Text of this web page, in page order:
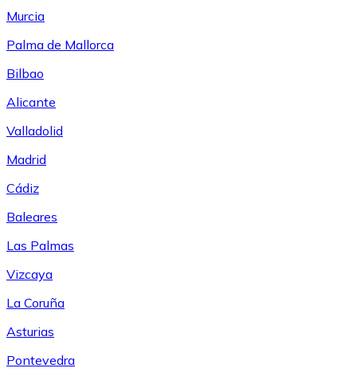
Murcia
Palma de Mallorca
Bilbao
Alicante
Valladolid
Madrid
Cádiz
Baleares
Las Palmas
Vizcaya
La Coruña
Asturias
Pontevedra